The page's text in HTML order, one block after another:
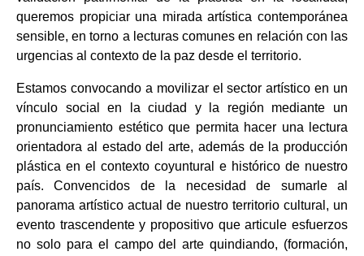
queremos propiciar una mirada artística contemporánea
sensible, en torno a lecturas comunes en relación con las
urgencias al contexto de la paz desde el territorio.
Estamos convocando a movilizar el sector artístico en un
vínculo social en la ciudad y la región mediante un
pronunciamiento estético que permita hacer una lectura
orientadora al estado del arte, además de la producción
plástica en el contexto coyuntural e histórico de nuestro
país. Convencidos de la necesidad de sumarle al
panorama artístico actual de nuestro territorio cultural, un
evento trascendente y propositivo que articule esfuerzos
no solo para el campo del arte quindiando, (formación,